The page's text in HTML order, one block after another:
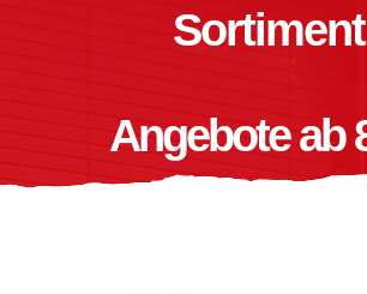
Sortiment
Angebote ab